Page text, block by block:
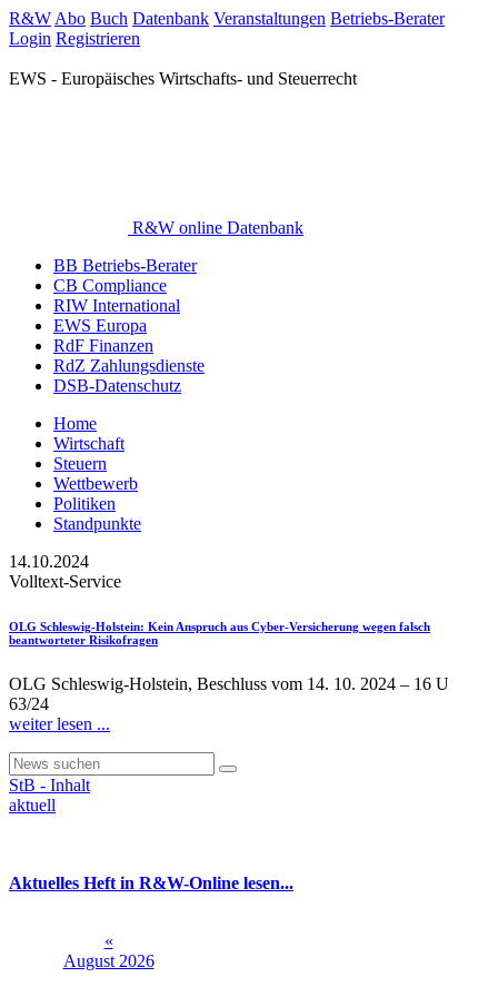
R&W Abo Buch Datenbank Veranstaltungen Betriebs-Berater
Login Registrieren
EWS - Europäisches Wirtschafts- und Steuerrecht
R&W online Datenbank
BB Betriebs-Berater
CB Compliance
RIW International
EWS Europa
RdF Finanzen
RdZ Zahlungsdienste
DSB-Datenschutz
Home
Wirtschaft
Steuern
Wettbewerb
Politiken
Standpunkte
14.10.2024
Volltext-Service
OLG Schleswig-Holstein: Kein Anspruch aus Cyber-Versicherung wegen falsch
beantworteter Risikofragen
OLG Schleswig-Holstein, Beschluss vom 14. 10. 2024 – 16 U
63/24
weiter lesen ...
StB - Inhalt
aktuell
Aktuelles Heft in R&W-Online lesen...
«
August 2026